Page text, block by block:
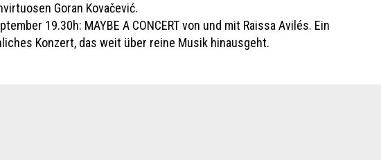
Goran Kovačević.
19.30h: MAYBE A CONCERT von und mit Raissa Avilés. Ein
Konzert, das weit über reine Musik hinausgeht.